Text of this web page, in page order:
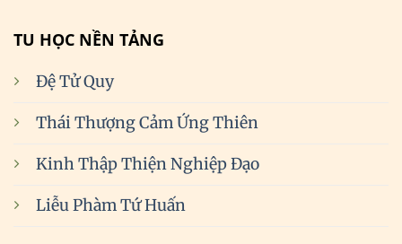
TU HỌC NỀN TẢNG
Đệ Tử Quy
Thái Thượng Cảm Ứng Thiên
Kinh Thập Thiện Nghiệp Đạo
Liễu Phàm Tứ Huấn